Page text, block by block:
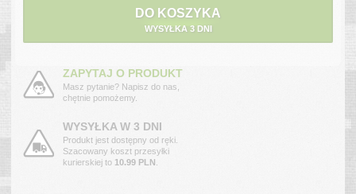
DO KOSZYKA
WYSYŁKA 3 DNI
ZAPYTAJ O PRODUKT
Masz pytanie? Napisz do nas,
chętnie pomożemy.
WYSYŁKA W 3 DNI
Produkt jest dostępny od ręki.
Szacowany koszt przesyłki
kurierskiej to 10.99 PLN .